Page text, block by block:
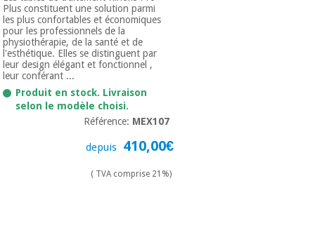
Plus constituent une solution parmi
les plus confortables et économiques
pour les professionnels de la
physiothérapie, de la santé et de
l'esthétique. Elles se distinguent par
leur design élégant et fonctionnel ,
leur conférant ...
Produit en stock. Livraison
selon le modèle choisi.
Référence: MEX107
depuis 410,00€
( TVA comprise 21%)